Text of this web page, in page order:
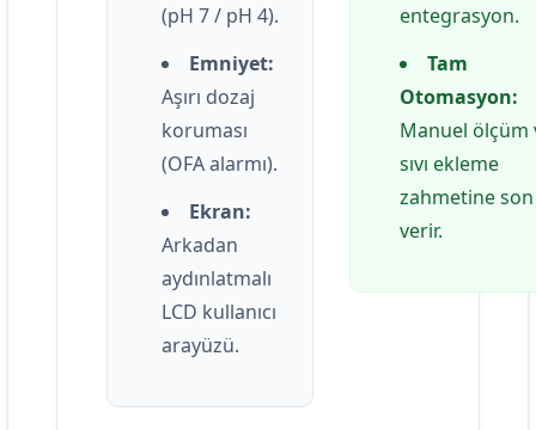
(pH 7 / pH 4).
Emniyet:
Aşırı dozaj
koruması
(OFA alarmı).
Ekran:
Arkadan
aydınlatmalı
LCD kullanıcı
arayüzü.
entegrasyon.
Tam
Otomasyon:
Manuel ölçüm
sıvı ekleme
zahmetine son
verir.